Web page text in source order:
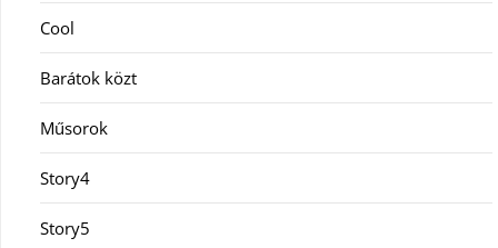
Cool
Barátok közt
Műsorok
Story4
Story5